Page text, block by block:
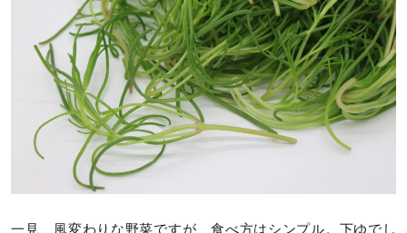
一見、風変わりな野菜ですが、食べ方はシンプル。下ゆでし